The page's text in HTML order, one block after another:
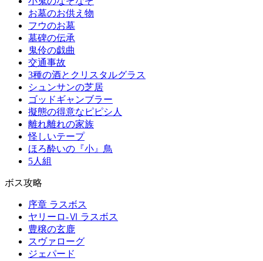
お墓のお供え物
フウのお墓
墓碑の伝承
鬼伶の戯曲
交通事故
3種の酒とクリスタルグラス
シュンサンの芝居
ゴッドギャンブラー
擬態の得意なピピシ人
離れ離れの家族
怪しいテープ
ほろ酔いの『小』鳥
5人組
ボス攻略
序章 ラスボス
ヤリーロ-Ⅵ ラスボス
豊穣の玄鹿
スヴァローグ
ジェパード